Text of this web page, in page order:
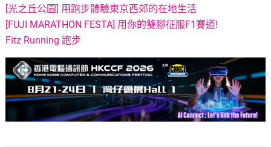
[光之丘公園] 用跑步體驗東京西郊的在地生活
[FUJI MARATHON FESTA] 用你的雙腳征服F1賽道!
Fitz Running 跑步